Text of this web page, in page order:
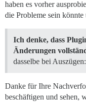
haben es vorher
die Probleme sein
Ich denke, dass
Änderungen
dasselbe bei
Danke für Ihre
beschäftigen und sehen,